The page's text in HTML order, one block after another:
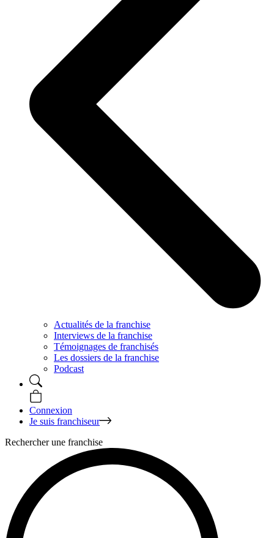
Actualités de la franchise
Interviews de la franchise
Témoignages de franchisés
Les dossiers de la franchise
Podcast
Connexion
Je suis franchiseur
Rechercher une franchise